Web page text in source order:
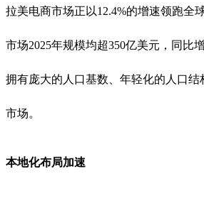
拉美电商市场正以12.4%的增速领跑全
市场2025年规模均超350亿美元，同比
拥有庞大的人口基数、年轻化的人口
市场。
本地化布局加速